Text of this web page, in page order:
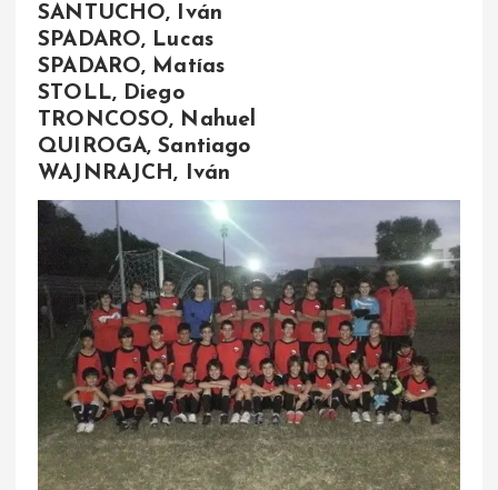
SANTUCHO, Iván
SPADARO, Lucas
SPADARO, Matías
STOLL, Diego
TRONCOSO, Nahuel
QUIROGA, Santiago
WAJNRAJCH, Iván